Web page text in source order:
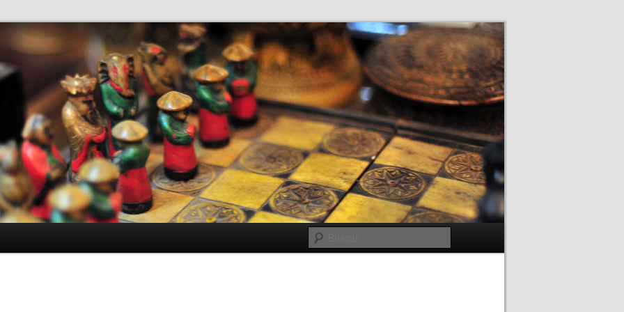
de Bachillerato